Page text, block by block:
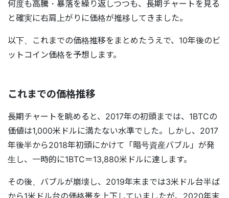
何度も高騰・暴落を繰り返しつつも、長期チャートを見る
と確実に右肩上がりに価格が推移してきました。
以下、これまでの価格推移をまとめたうえで、10年後のビ
ットコイン価格を予想します。
これまでの価格推移
長期チャートを眺めると、2017年の初頭までは、1BTCの
価値は1,000米ドルに満たない水準でした。しかし、2017
年後半から2018年初頭にかけて「暗号資産バブル」が発
生し、一時的に1BTC＝13,880米ドルに達します。
その後、バブルが崩壊し、2019年末までは3米ドル台半ば